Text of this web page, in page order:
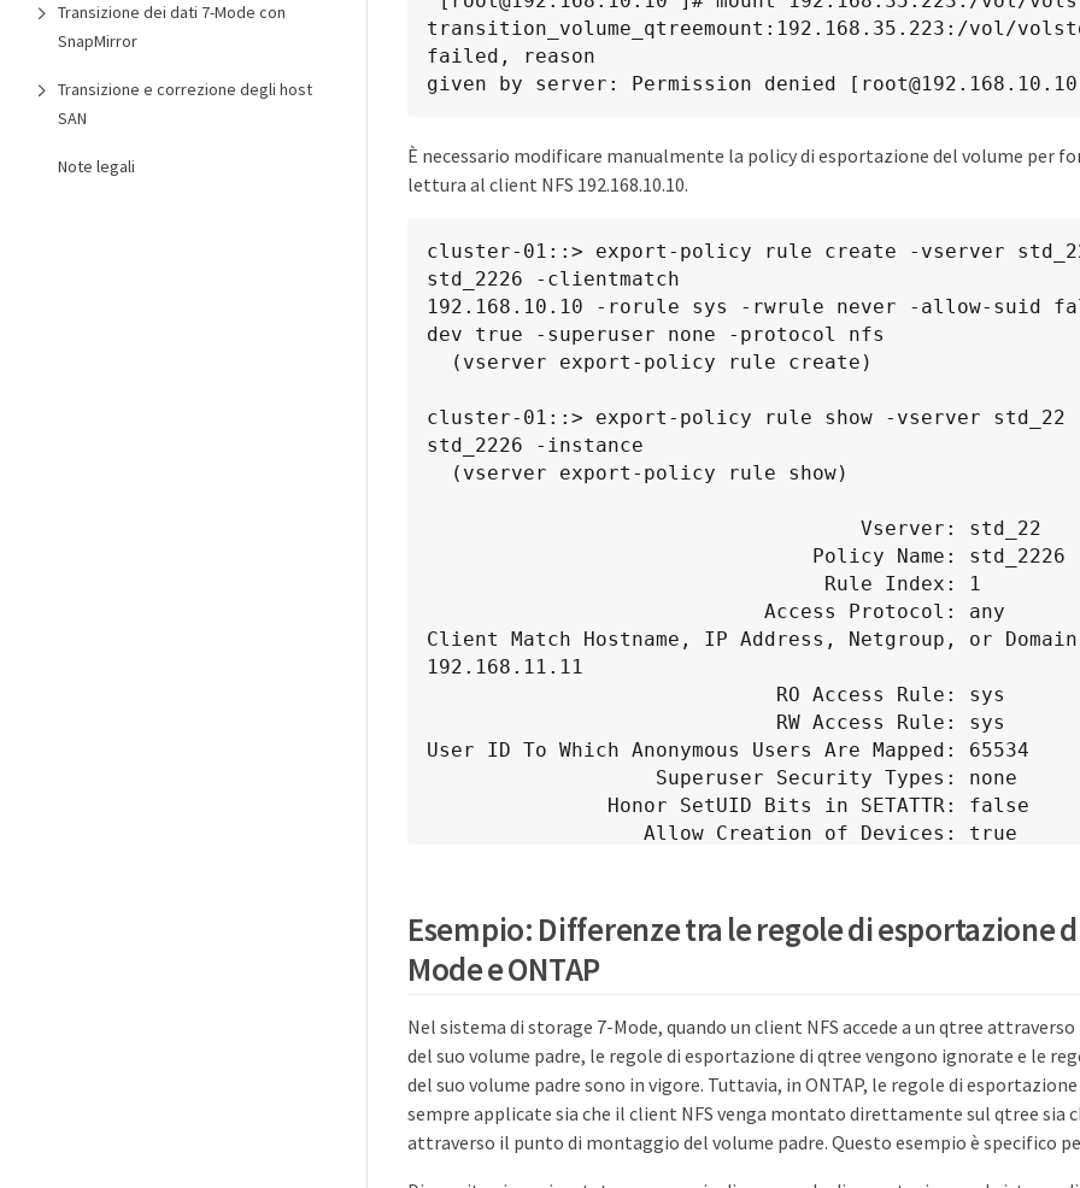
Transizione dei dati 7-Mode con
SnapMirror
Transizione e correzione degli host
SAN
Note legali
transition_volume_qtreemount:192.168.35.223:/vol/
failed, reason
given by server: Permission denied
È necessario modificare manualmente la policy di esportazione del volume per
lettura al client NFS 192.168.10.10.
cluster-01::> export-policy rule create -vserver
std_2226 -clientmatch
192.168.10.10 -rorule sys -rwrule never -allow-suid
dev true -superuser none -protocol nfs
cluster-01::> export-policy rule show -vserver std_22 -
std_2226 -instance
Client Match Hostname, IP Address, Netgroup, or
192.168.11.11
User ID To Which Anonymous Users Are Mapped: 65534
                                Policy Name: std_2226
                                 Rule Index: 2
                            Access Protocol: nfs
192.168.10.10
                             RO Access Rule: sys
                             RW Access Rule: never
User ID To Which Anonymous Users Are Mapped: 65534
                   Superuser Security Types: none
Esempio: Differenze tra le regole di esportazione
Mode e ONTAP
Nel sistema di storage 7-Mode, quando un client NFS accede a un qtree
del suo volume padre, le regole di esportazione di qtree vengono ignorate e le
del suo volume padre sono in vigore. Tuttavia, in ONTAP, le regole di
sempre applicate sia che il client NFS venga montato direttamente sul qtree sia
attraverso il punto di montaggio del volume padre. Questo esempio è specifico